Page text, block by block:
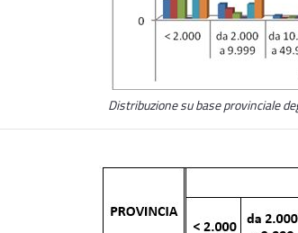
Distribuzione su base provinciale